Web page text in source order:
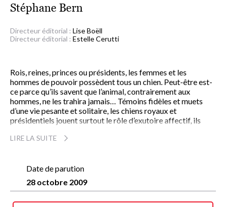
Stéphane Bern
Directeur éditorial : Lise Boëll
Directeur éditorial : Estelle Cerutti
Rois, reines, princes ou présidents, les femmes et les
hommes de pouvoir possèdent tous un chien. Peut-être est-
ce parce qu’ils savent que l’animal, contrairement aux
hommes, ne les trahira jamais… Témoins fidèles et muets
d’une vie pesante et solitaire, les chiens royaux et
présidentiels jouent surtout le rôle d’exutoire affectif, ils
assurément, les plus loyaux sujets ou citoyens. Et si ce fidèle
président Obama, des corgis de la reine d’Angleterre aux
teckels de la cour du Danemark, sans oublier le bouledogue
français de la princesse Caroline, les carlins du duc de
LIRE LA SUITE
Date de parution
28 octobre 2009